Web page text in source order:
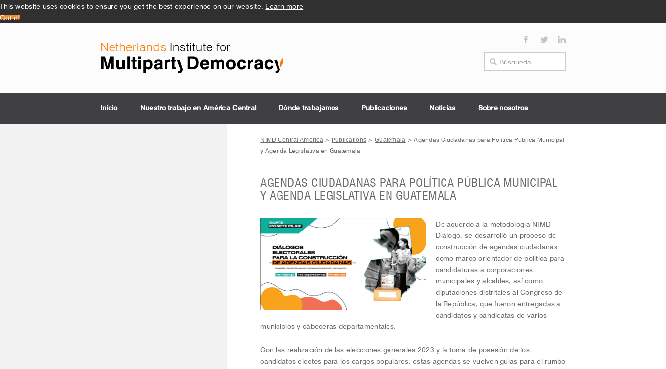
This website uses cookies to ensure you get the best experience on our website. Learn more
Got it!
Inicio Nuestro trabajo en América Central Dónde trabajamos Publicaciones Noticias Sobre nosotros
NIMD Central America > Publications > Guatemala > Agendas Ciudadanas para Política Pública Municipal
y Agenda Legislativa en Guatemala
AGENDAS CIUDADANAS PARA POLÍTICA PÚBLICA MUNICIPAL
Y AGENDA LEGISLATIVA EN GUATEMALA
De acuerdo a la metodología NIMD
Diálogo, se desarrolló un proceso de
construcción de agendas ciudadanas
como marco orientador de política para
candidaturas a corporaciones
municipales y alcaldes, así como
diputaciones distritales al Congreso de
la República, que fueron entregadas a
candidatos y candidatas de varios
municipios y cabeceras departamentales.
Con las realización de las elecciones generales 2023 y la toma de posesión de los
candidatos electos para los cargos populares, estas agendas se vuelven guías para el rumbo